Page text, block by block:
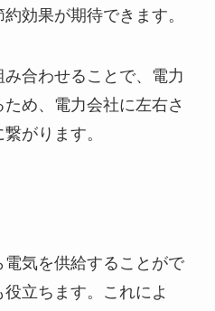
効果が期待できます。
合わせることで、電力
め、電力会社に左右さ
がります。
気を供給することがで
立ちます。これによ